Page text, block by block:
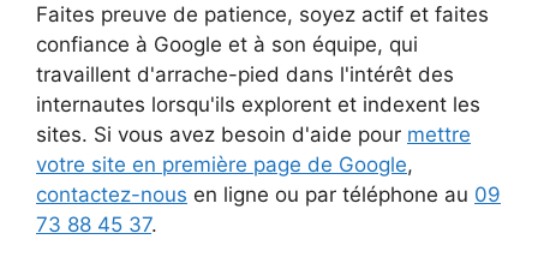
Faites preuve de patience, soyez actif et faites
confiance à Google et à son équipe, qui
travaillent d'arrache-pied dans l'intérêt des
internautes lorsqu'ils explorent et indexent les
sites. Si vous avez besoin d'aide pour mettre
votre site en première page de Google,
contactez-nous en ligne ou par téléphone au 09
73 88 45 37.